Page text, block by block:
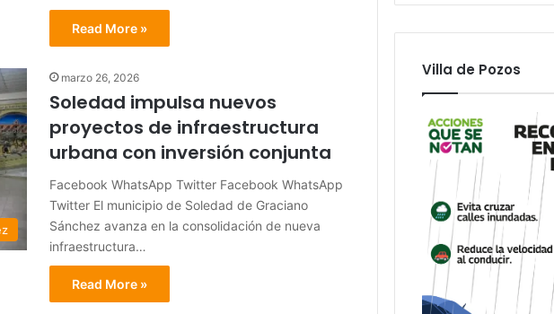
Read More »
marzo 26, 2026
Soledad impulsa nuevos
proyectos de infraestructura
urbana con inversión conjunta
Facebook WhatsApp Twitter Facebook WhatsApp
Twitter El municipio de Soledad de Graciano
Sánchez avanza en la consolidación de nueva
infraestructura…
Read More »
Villa de Pozos